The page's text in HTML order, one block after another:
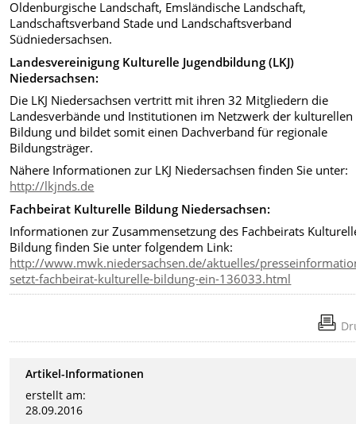
Oldenburgische Landschaft, Emsländische Landschaft,
Landschaftsverband Stade und Landschaftsverband
Südniedersachsen.
Landesvereinigung Kulturelle Jugendbildung (LKJ)
Niedersachsen:
Die LKJ Niedersachsen vertritt mit ihren 32 Mitgliedern die
Landesverbände und Institutionen im Netzwerk der kulturellen
Bildung und bildet somit einen Dachverband für regionale
Bildungsträger.
Nähere Informationen zur LKJ Niedersachsen finden Sie unter:
http://lkjnds.de
Fachbeirat Kulturelle Bildung Niedersachsen:
Informationen zur Zusammensetzung des Fachbeirats
Bildung finden Sie unter folgendem Link:
http://www.mwk.niedersachsen.de/aktuelles/
setzt-fachbeirat-kulturelle-bildung-ein-136033.html
Artikel-Informationen
erstellt am:
28.09.2016